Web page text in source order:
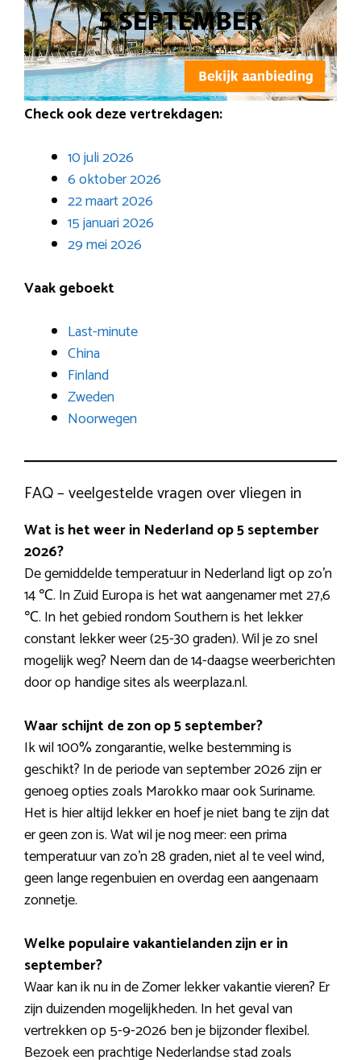
Check ook deze vertrekdagen:
10 juli 2026
6 oktober 2026
22 maart 2026
15 januari 2026
29 mei 2026
Vaak geboekt
Last-minute
China
Finland
Zweden
Noorwegen
FAQ – veelgestelde vragen over vliegen in
Wat is het weer in Nederland op 5 september
2026?
De gemiddelde temperatuur in Nederland ligt op zo’n
14 ℃. In Zuid Europa is het wat aangenamer met 27,6
℃. In het gebied rondom Southern is het lekker
constant lekker weer (25-30 graden). Wil je zo snel
mogelijk weg? Neem dan de 14-daagse weerberichten
door op handige sites als weerplaza.nl.
Waar schijnt de zon op 5 september?
Ik wil 100% zongarantie, welke bestemming is
geschikt? In de periode van september 2026 zijn er
genoeg opties zoals Marokko maar ook Suriname.
Het is hier altijd lekker en hoef je niet bang te zijn dat
er geen zon is. Wat wil je nog meer: een prima
temperatuur van zo’n 28 graden, niet al te veel wind,
geen lange regenbuien en overdag een aangenaam
zonnetje.
Welke populaire vakantielanden zijn er in
september?
Waar kan ik nu in de Zomer lekker vakantie vieren? Er
zijn duizenden mogelijkheden. In het geval van
vertrekken op 5-9-2026 ben je bijzonder flexibel.
Bezoek een prachtige Nederlandse stad zoals